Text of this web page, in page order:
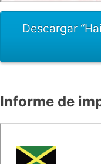
Descargar
Informe de